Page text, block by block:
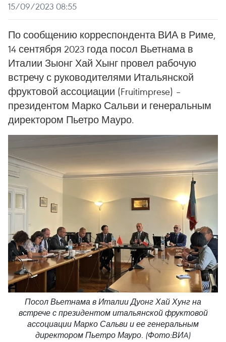
15/09/2023 08:55
По сообщению корреспондента ВИА в Риме,
14 сентября 2023 года посол Вьетнама в
Италии Зыонг Хай Хынг провел рабочую
встречу с руководителями Итальянской
фруктовой ассоциации (Fruitimprese) –
президентом Марко Сальви и генеральным
директором Пьетро Мауро.
Посол Вьетнама в Италии Дуонг Хай Хунг на
встрече с президентом итальянской фруктовой
ассоциации Марко Сальви и ее генеральным
директором Пьетро Мауро. (Фото:ВИA)